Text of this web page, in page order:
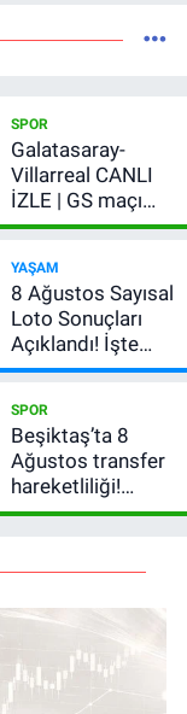
SPOR
Galatasaray-
Villarreal CANLI
İZLE | GS maçı
hangi kanalda,
YAŞAM
8 Ağustos Sayısal
Loto Sonuçları
Açıklandı! İşte
Kazandıran 6
SPOR
Beşiktaş’ta 8
Ağustos transfer
hareketliliği!
Yönetim 5 bölge